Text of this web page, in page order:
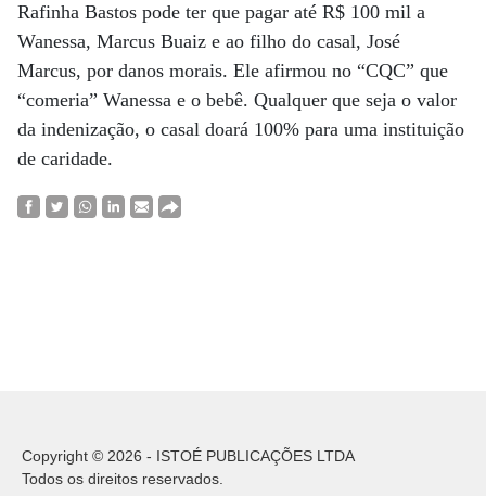
Rafinha Bastos pode ter que pagar até R$ 100 mil a
Wanessa, Marcus Buaiz e ao filho do casal, José
Marcus, por danos morais. Ele afirmou no “CQC” que
“comeria” Wanessa e o bebê. Qualquer que seja o valor
da indenização, o casal doará 100% para uma instituição
de caridade.
Copyright © 2026 - ISTOÉ PUBLICAÇÕES LTDA
Todos os direitos reservados.